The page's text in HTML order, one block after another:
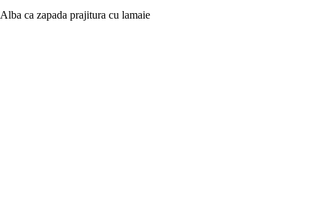
Alba ca zapada prajitura cu lamaie